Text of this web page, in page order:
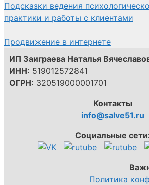
Подсказки ведения
практики и работы с клиентами
Продвижение в интернете
ИП Заиграева Наталья
ИНН: 519012572841
ОГРН: 320519000001701
Контакты
info@salve51.ru
Социальные
Политика